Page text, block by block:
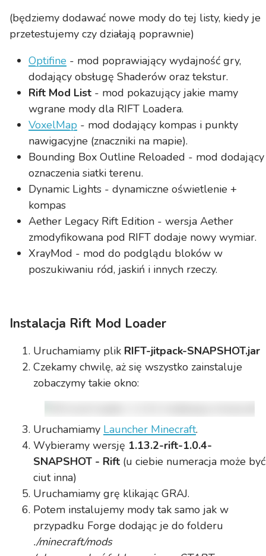
(będziemy dodawać nowe mody do tej listy, kiedy je
przetestujemy czy działają poprawnie)
Optifine - mod poprawiający wydajność gry,
dodający obsługę Shaderów oraz tekstur.
Rift Mod List- mod pokazujący jakie mamy
wgrane mody dla RIFT Loadera.
VoxelMap- mod dodający kompas i punkty
nawigacyjne (znaczniki na mapie).
Bounding Box Outline Reloaded - mod dodający
oznaczenia siatki terenu.
Dynamic Lights - dynamiczne oświetlenie +
kompas
Aether Legacy Rift Edition - wersja Aether
zmodyfikowana pod RIFT dodaje nowy wymiar.
XrayMod - mod do podglądu bloków w
poszukiwaniu ród, jaskiń i innych rzeczy.
Instalacja Rift Mod Loader
Uruchamiamy plik RIFT-jitpack-SNAPSHOT.jar
Czekamy chwilę, aż się wszystko zainstaluje
zobaczymy takie okno:
Uruchamiamy Launcher Minecraft.
Wybieramy wersję 1.13.2-rift-1.0.4-
SNAPSHOT - Rift (u ciebie numeracja może być
ciut inna)
Uruchamiamy grę klikając GRAJ.
Potem instalujemy mody tak samo jak w
przypadku Forge dodając je do folderu
./minecraft/mods